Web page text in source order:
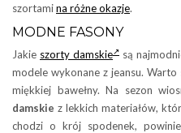
szortamina różne okazje.
MODNE FASONY
Jakie szorty damskie
są
modele wykonane z jeansu.
miękkiej bawełny. Na sezon
damskie z lekkich materiałów,
chodzi o krój spodenek,